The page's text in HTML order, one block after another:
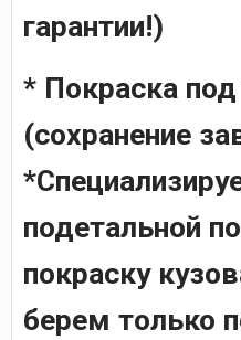
гарантии!)
* Покраска
(сохранение
подетальной
покраску
берем только